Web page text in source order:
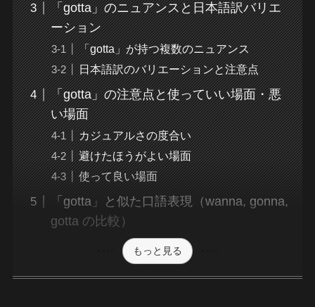
「gotta」のニュアンスと日本語訳バリエ
ーション
「gotta」が持つ複数のニュアンス
日本語訳のバリエーションと注意点
「gotta」の注意点と使っていい場面・悪
い場面
カジュアルさの度合い
避けたほうがよい場面
使って良い場面
「gotta」と似た口語表現（wanna, gonna,
gotta の比較）
もっと見る